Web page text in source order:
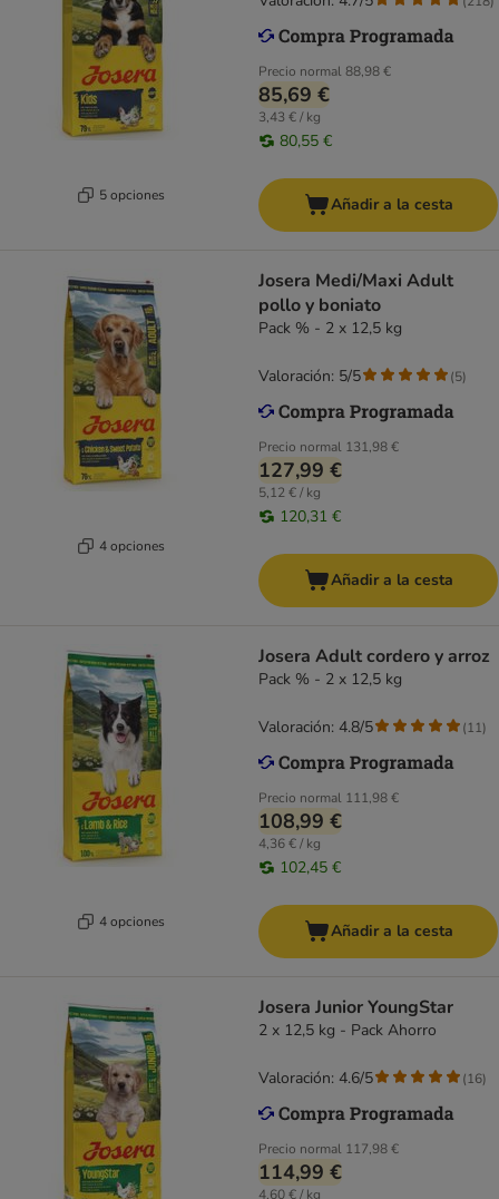
5 opciones
Precio normal88,98 €
85,69 €
3,43 € / kg
80,55 €
Añadir a la cesta
4 opciones
Josera Medi/Maxi Adult
pollo y boniato
Pack % - 2 x 12,5 kg
Precio normal 131,98 €
127,99 €
5,12 € / kg
120,31 €
Valoración: 5/5 (5)
Añadir a la cesta
4 opciones
Josera Adult cordero y arroz
Pack % - 2 x 12,5 kg
Precio normal 111,98 €
108,99 €
4,36 € / kg
102,45 €
Valoración: 4.8/5 (11)
Añadir a la cesta
Josera Junior YoungStar
2 x 12,5 kg - Pack Ahorro
Precio normal 117,98 €
114,99 €
4,60 € / kg
Valoración: 4.6/5 (16)